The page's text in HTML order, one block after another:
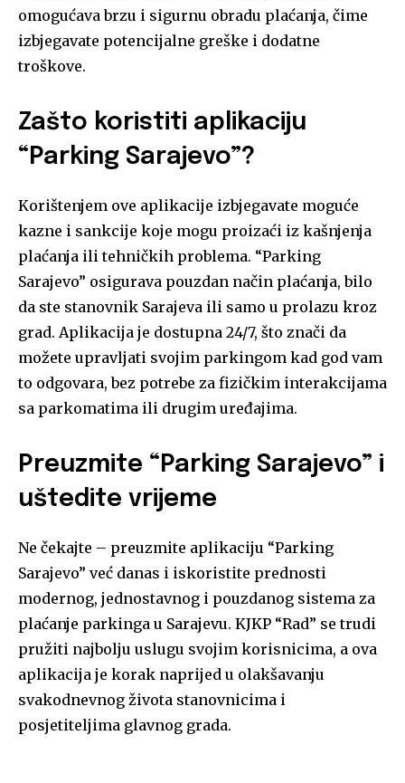
omogućava brzu i sigurnu obradu plaćanja, čime
izbjegavate potencijalne greške i dodatne
troškove.
Zašto koristiti aplikaciju
“Parking Sarajevo”?
Korištenjem ove aplikacije izbjegavate moguće
kazne i sankcije koje mogu proizaći iz kašnjenja
plaćanja ili tehničkih problema. “Parking
Sarajevo” osigurava pouzdan način plaćanja, bilo
da ste stanovnik Sarajeva ili samo u prolazu kroz
grad. Aplikacija je dostupna 24/7, što znači da
možete upravljati svojim parkingom kad god vam
to odgovara, bez potrebe za fizičkim interakcijama
sa parkomatima ili drugim uređajima.
Preuzmite “Parking Sarajevo” i
uštedite vrijeme
Ne čekajte – preuzmite aplikaciju “Parking
Sarajevo” već danas i iskoristite prednosti
modernog, jednostavnog i pouzdanog sistema za
plaćanje parkinga u Sarajevu. KJKP “Rad” se trudi
pružiti najbolju uslugu svojim korisnicima, a ova
aplikacija je korak naprijed u olakšavanju
svakodnevnog života stanovnicima i
posjetiteljima glavnog grada.